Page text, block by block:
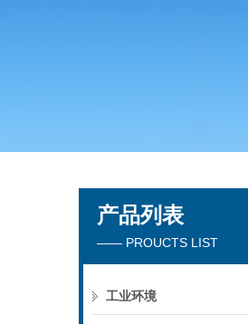
产品列表
—— PROUCTS LIST
工业环境